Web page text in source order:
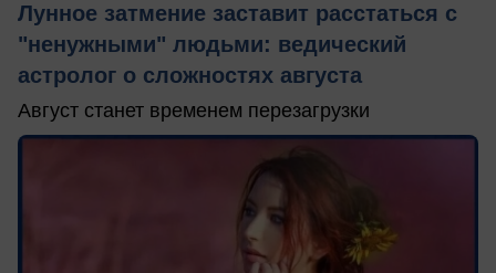
Лунное затмение заставит расстаться с
"ненужными" людьми: ведический
астролог о сложностях августа
Август станет временем перезагрузки